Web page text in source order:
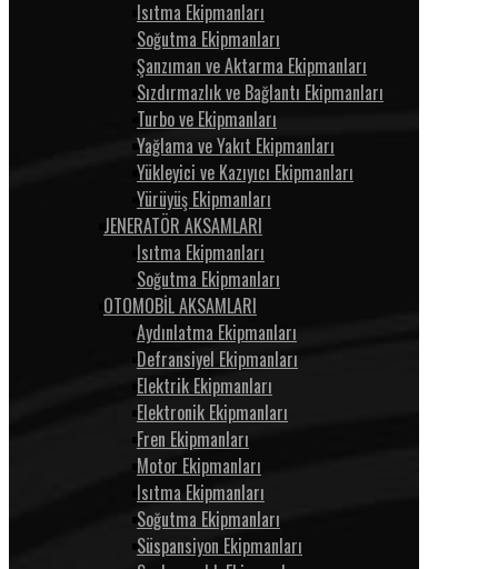
Isıtma Ekipmanları
Soğutma Ekipmanları
Şanzıman ve Aktarma Ekipmanları
Sızdırmazlık ve Bağlantı Ekipmanları
Turbo ve Ekipmanları
Yağlama ve Yakıt Ekipmanları
Yükleyici ve Kazıyıcı Ekipmanları
Yürüyüş Ekipmanları
JENERATÖR AKSAMLARI
Isıtma Ekipmanları
Soğutma Ekipmanları
OTOMOBİL AKSAMLARI
Aydınlatma Ekipmanları
Defransiyel Ekipmanları
Elektrik Ekipmanları
Elektronik Ekipmanları
Fren Ekipmanları
Motor Ekipmanları
Isıtma Ekipmanları
Soğutma Ekipmanları
Süspansiyon Ekipmanları